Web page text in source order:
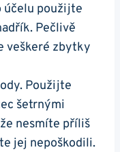
účelu použijte⁤
Pečlivě
veškeré zbytky
Použijte
šetrnými
nesmíte příliš
jej nepoškodili.